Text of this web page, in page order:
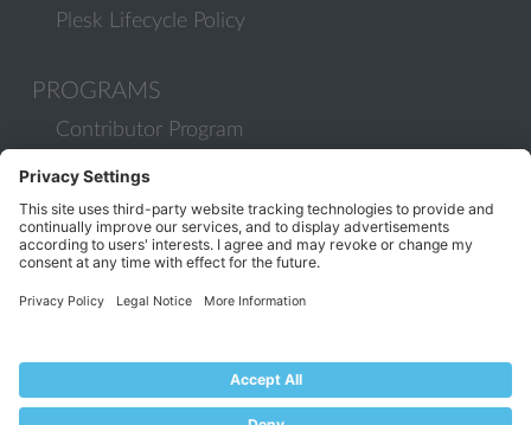
Plesk Lifecycle Policy
PROGRAMS
Contributor Program
Partner Program
COMMUNITY